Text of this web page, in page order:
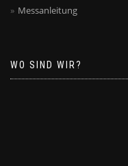
Messanleitung
WO SIND WIR?